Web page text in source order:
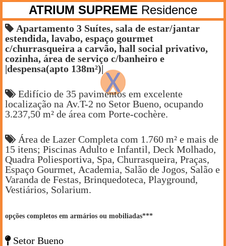
ATRIUM SUPREME Residence
Apartamento 3 Suítes, sala de estar/jantar
estendida, lavabo, espaço gourmet
c/churrasqueira a carvão, hall social privativo,
cozinha, área de serviço c/banheiro e
|despensa(apto 138m²)|
Edifício de 35 pavimentos em excelente
localização na Av.T-2 no Setor Bueno, ocupando
3.237,50 m² de área com Porte-cochère.
Área de Lazer Completa com 1.760 m² e mais de
15 itens; Piscinas Adulto e Infantil, Deck Molhado,
Quadra Poliesportiva, Spa, Churrasqueira, Praças,
Espaço Gourmet, Academia, Salão de Jogos, Salão e
Varanda de Festas, Brinquedoteca, Playground,
Vestiários, Solarium.
opções completos em armários ou mobiliadas***
Setor Bueno